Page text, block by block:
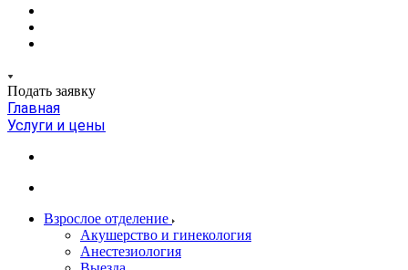
Подать заявку
Главная
Услуги и цены
Взрослое отделение
Акушерство и гинекология
Анестезиология